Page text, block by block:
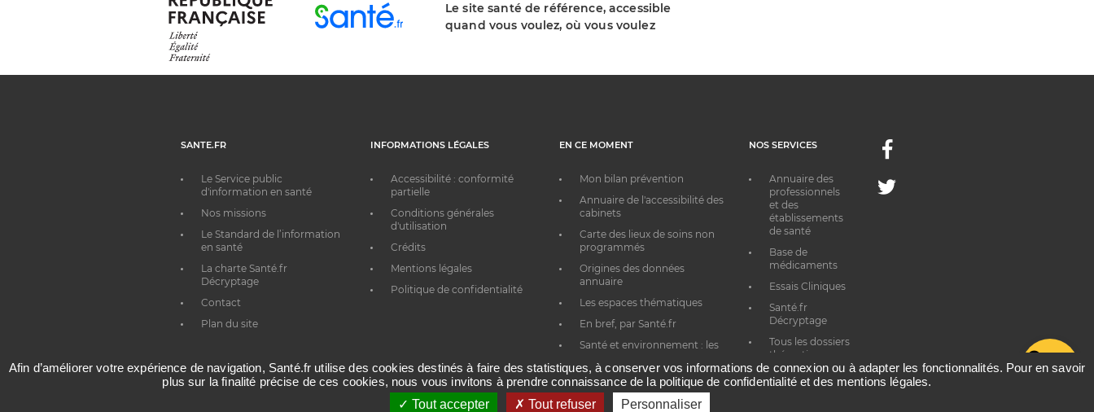
Le site santé de référence, accessible
quand vous voulez, où vous voulez
SANTE.FR
Le Service public
d'information en santé
Nos missions
Le Standard de l’information
en santé
La charte Santé.fr
Décryptage
Contact
Plan du site
INFORMATIONS LÉGALES
Accessibilité : conformité
partielle
Conditions générales
d'utilisation
Crédits
Mentions légales
Politique de confidentialité
EN CE MOMENT
Mon bilan prévention
Annuaire de l'accessibilité des
cabinets
Carte des lieux de soins non
programmés
Origines des données
annuaire
Les espaces thématiques
En bref, par Santé.fr
Santé et environnement : les
NOS SERVICES
Annuaire des
professionnels
et des
établissements
de santé
Base de
médicaments
Essais Cliniques
Santé.fr
Décryptage
Tous les dossiers
thématiques
Facebook
Twitter
Afin d’améliorer votre expérience de navigation, Santé.fr utilise des cookies destinés à faire des statistiques, à conserver vos informations de connexion ou à adapter les fonctionnalités. Pour en savoir
plus sur la finalité précise de ces cookies, nous vous invitons à prendre connaissance de la politique de confidentialité et des mentions légales.
Tout accepter
Tout refuser Personnaliser